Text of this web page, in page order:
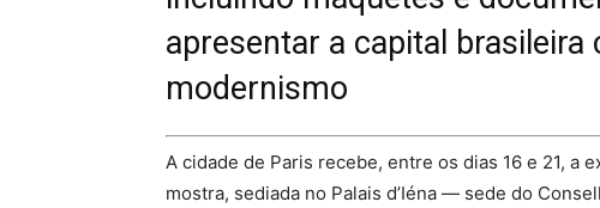
apresentar a capital
modernismo
A cidade de Paris recebe, entre os dias 16 e 21, a
mostra, sediada no Palais d’Iéna — sede do